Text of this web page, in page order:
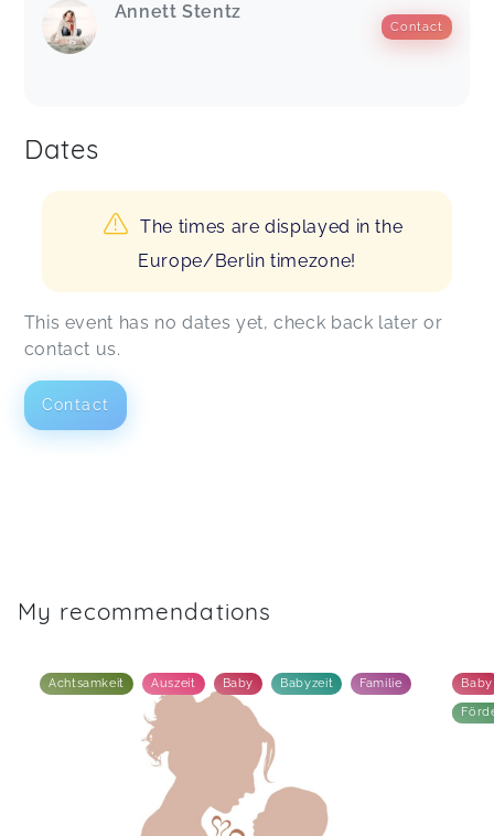
Annett Stentz
Contact
Dates
The times are displayed in the
Europe/Berlin timezone!
This event has no dates yet, check back later or
contact us.
Contact
My recommendations
Achtsamkeit Auszeit Baby Babyzeit Familie Baby